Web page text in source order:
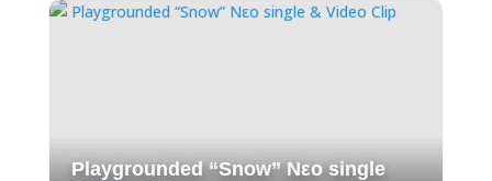
Playgrounded “Snow” Νεο single